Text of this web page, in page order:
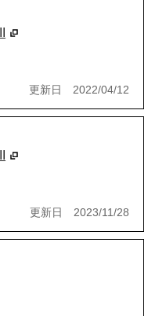
更新日 2022/04/12
更新日 2023/11/28